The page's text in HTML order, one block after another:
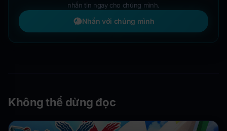
nhắn tin ngay cho chúng mình.
Nhắn với chúng mình
Không thể dừng đọc